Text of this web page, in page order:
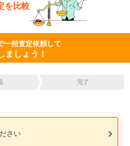
を比較
一括査定依頼して
ましょう！
完了
さい